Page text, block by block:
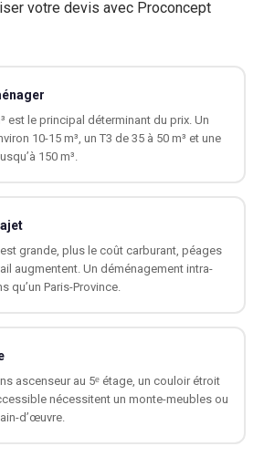
votre devis avec Proconcept
est le principal déterminant du prix. Un
10-15 m³, un T3 de 35 à 50 m³ et une
150 m³.
grande, plus le coût carburant, péages
augmentent. Un déménagement intra-
qu’un Paris-Province.
ascenseur au 5ᵉ étage, un couloir étroit
nécessitent un monte-meubles ou
d’œuvre.